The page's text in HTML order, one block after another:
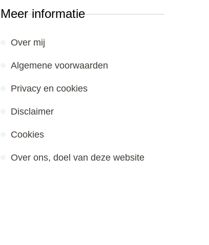
Meer informatie
Over mij
Algemene voorwaarden
Privacy en cookies
Disclaimer
Cookies
Over ons, doel van deze website